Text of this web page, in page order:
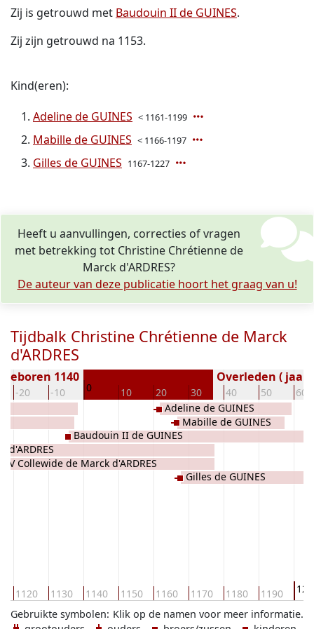
Zij is getrouwd met Baudouin II de GUINES.
Zij zijn getrouwd na 1153.
Kind(eren):
Adeline de GUINES < 1161-1199
Mabille de GUINES < 1166-1197
Gilles de GUINES 1167-1227
Heeft u aanvullingen, correcties of vragen
met betrekking tot Christine Chrétienne de
Marck d'ARDRES?
De auteur van deze publicatie hoort het graag van u!
Tijdbalk Christine Chrétienne de Marck
d'ARDRES
-20 -10 0 10 20 30 40 50 60
Geboren 1140 Overleden ( jaar)
1120 1130 1140 1150 1160 1170 1180 1190
d'ARDRES
Collewide de Marck d'ARDRES
Baudouin II de GUINES
Adeline de GUINES
Mabille de GUINES
Gilles de GUINES
Klik op de namen voor meer informatie.
Gebruikte symbolen: